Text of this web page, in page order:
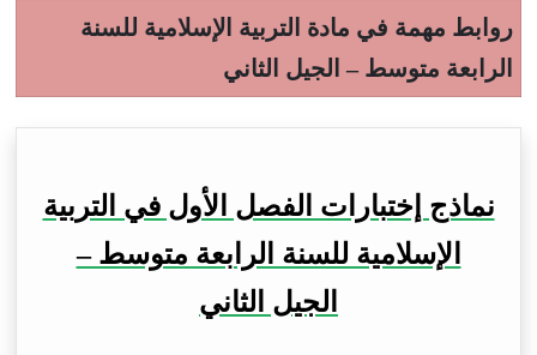
روابط مهمة في مادة التربية الإسلامية للسنة
الرابعة متوسط – الجيل الثاني
نماذج إختبارات الفصل الأول في التربية
الإسلامية للسنة الرابعة متوسط –
الجيل الثاني